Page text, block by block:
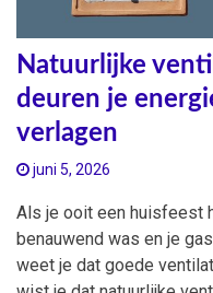
Natuurlijke
deuren je
verlagen
juni 5, 2026
Als je ooit een huisfeest
benauwend was en je
weet je dat goede